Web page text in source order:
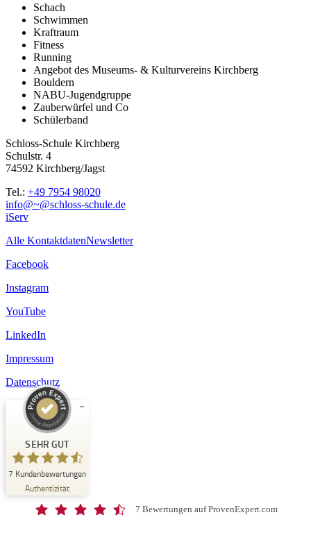
Schach
Schwimmen
Kraftraum
Fitness
Running
Angebot des Museums- & Kulturvereins Kirchberg
Bouldern
NABU-Jugendgruppe
Zauberwürfel und Co
Schülerband
Schloss-Schule Kirchberg
Schulstr. 4
74592 Kirchberg/Jagst
Tel.: +49 7954 98020
info@~@schloss-schule.de
iServ
Alle KontaktdatenNewsletter
Facebook
Instagram
YouTube
LinkedIn
Impressum
Datenschutz
SEHR GUT
7 Kundenbewertungen
Authentizität
Kundenbewertungen und Erfahrungen zu
Schloss-Schule Kirchberg
ProvenExpert.com
SEHR GUT
4,67
/
5,00 7 Bewertungen auf ProvenExpert.com